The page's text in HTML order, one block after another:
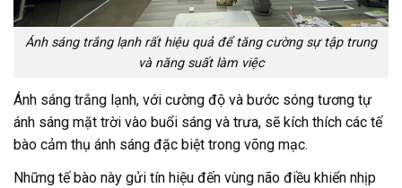
Ánh sáng trắng lạnh rất hiệu quả để tăng cường sự tập trung
và năng suất làm việc
Ánh sáng trắng lạnh, với cường độ và bước sóng tương tự
ánh sáng mặt trời vào buổi sáng và trưa, sẽ kích thích các tế
bào cảm thụ ánh sáng đặc biệt trong võng mạc.
Những tế bào này gửi tín hiệu đến vùng não điều khiển nhịp